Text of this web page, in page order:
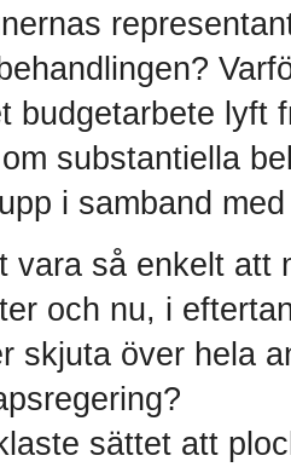
budgetarbete lyft
substantiella
i samband
vara så enkelt att
och nu, i
skjuta över hela
sättet att